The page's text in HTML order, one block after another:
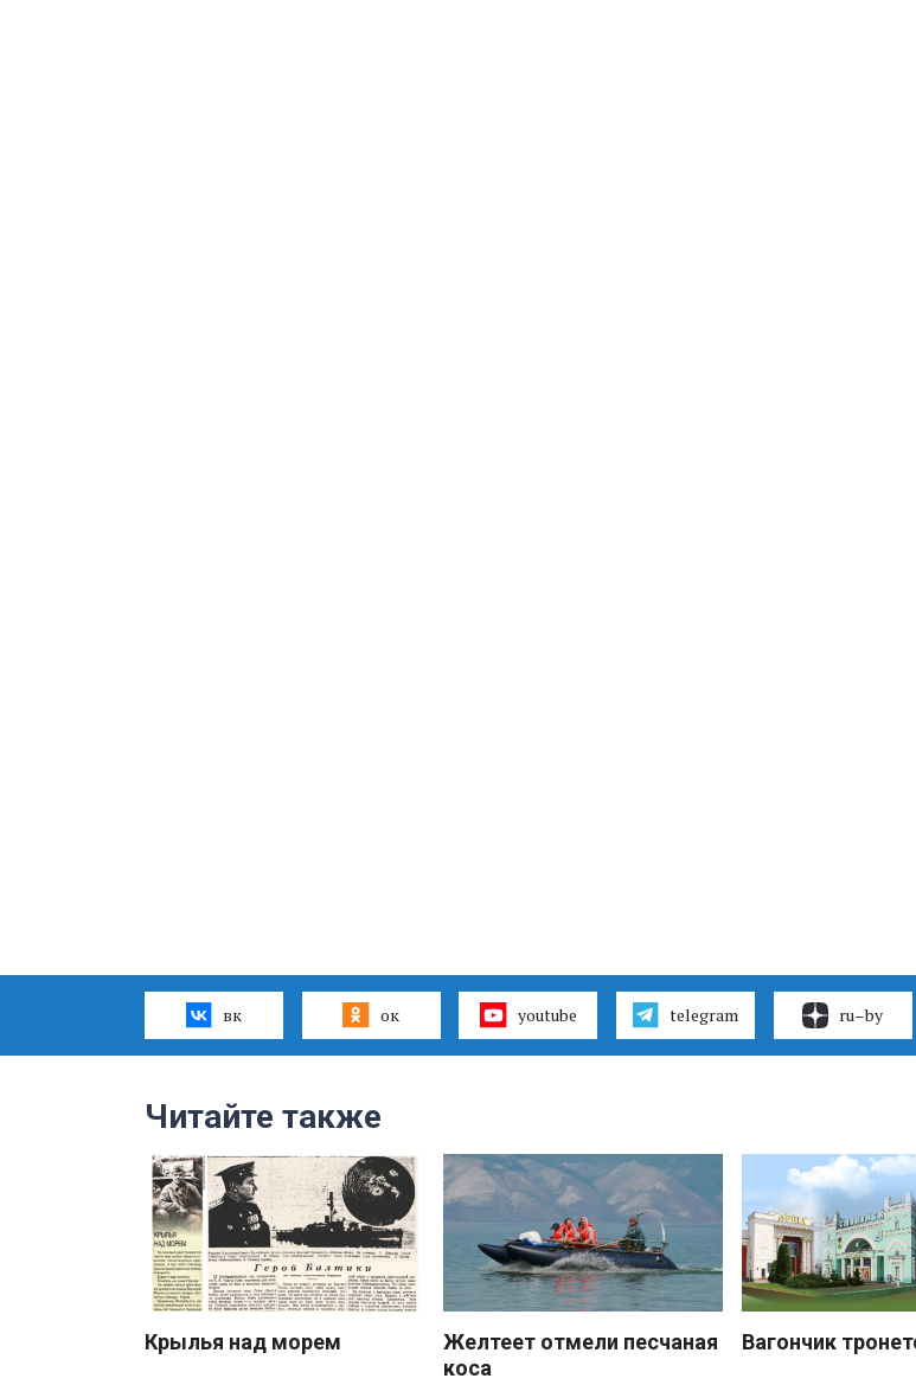
вк ок youtube telegram ru–by
Читайте также
Крылья над морем
Желтеет отмели песчаная
коса
Вагончик